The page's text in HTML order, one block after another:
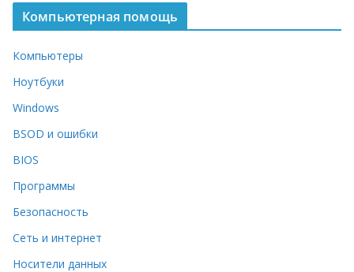
Компьютерная помощь
Компьютеры
Ноутбуки
Windows
BSOD и ошибки
BIOS
Программы
Безопасность
Сеть и интернет
Носители данных